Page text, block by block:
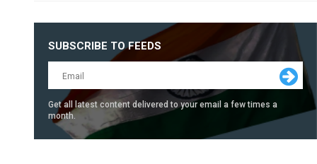
SUBSCRIBE TO FEEDS
Get all latest content delivered to your email a few times a
month.